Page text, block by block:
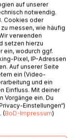
auf unserer
notwendig.
Cookies oder
messen, wie häufig
verwenden
setzen hierzu
ein, wodurch ggf.
Pixel, IP-Adressen
Auf unserer Seite
ein (Video-
und ein
Einfluss. Mit deiner
Vorgänge ein. Du
Einstellungen“)
(BoD-Impressum)